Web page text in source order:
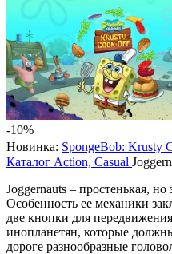
-10%
Новинка: SpongeBob: Krusty
Каталог Action, Casual
Joggernauts – простенькая,
Особенность ее механики
две кнопки для
инопланетян, которые
дороге разнообразные